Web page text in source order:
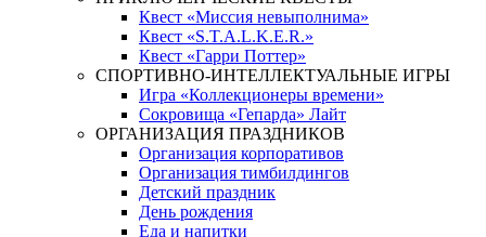
Квест «Миссия невыполнима»
Квест «S.T.A.L.K.E.R.»
Квест «Гарри Поттер»
СПОРТИВНО-ИНТЕЛЛЕКТУАЛЬНЫЕ ИГРЫ
Игра «Коллекционеры времени»
Сокровища «Гепарда» Лайт
ОРГАНИЗАЦИЯ ПРАЗДНИКОВ
Организация корпоративов
Организация тимбилдингов
Детский праздник
День рождения
Еда и напитки